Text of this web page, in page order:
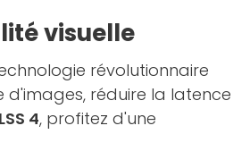
visuelle
révolutionnaire
d'images, réduire la latence
4, profitez d'une